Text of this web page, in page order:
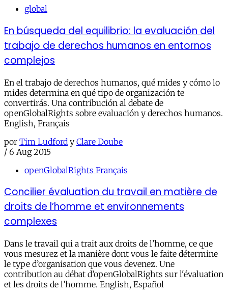
global
En búsqueda del equilibrio: la evaluación del
trabajo de derechos humanos en entornos
complejos
En el trabajo de derechos humanos, qué mides y cómo lo
mides determina en qué tipo de organización te
convertirás. Una contribución al debate de
openGlobalRights sobre evaluación y derechos humanos.
English, Français
por Tim Ludford y Clare Doube
/ 6 Aug 2015
openGlobalRights Français
Concilier évaluation du travail en matière de
droits de l’homme et environnements
complexes
Dans le travail qui a trait aux droits de l’homme, ce que
vous mesurez et la manière dont vous le faite détermine
le type d’organisation que vous devenez. Une
contribution au débat d’openGlobalRights sur l'évaluation
et les droits de l’homme. English, Español